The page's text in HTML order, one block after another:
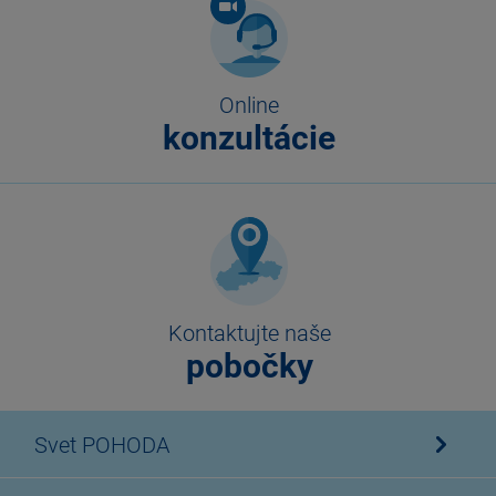
Online
konzultácie
Kontaktujte naše
pobočky
Svet POHODA